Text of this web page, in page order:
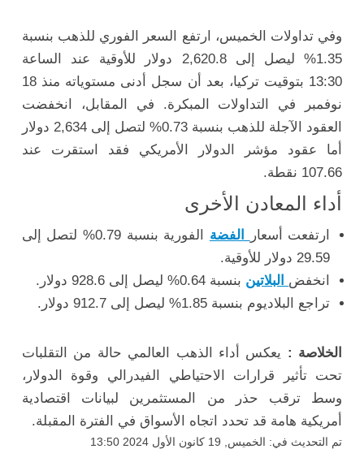
وفي تداولات الخميس، ارتفع السعر الفوري للذهب بنسبة
1.35% ليصل إلى 2,620.8 دولار للأوقية عند الساعة
13:30 بتوقيت تركيا، بعد أن سجل أدنى مستوياته منذ 18
نوفمبر في التداولات المبكرة. في المقابل، انخفضت
العقود الآجلة للذهب بنسبة 0.73% لتصل إلى 2,634 دولار
أما عقود مؤشر الدولار الأمريكي فقد استقرت عند
107.66 نقطة.
أداء المعادن الأخرى
ارتفعت أسعار الفضة
الفورية بنسبة 0.79% لتصل إلى
29.59 دولار للأوقية.
انخفض البلاتين بنسبة 0.64% ليصل إلى 928.6 دولار.
تراجع البلاديوم بنسبة 1.85% ليصل إلى 912.7 دولار.
الخلاصة : يعكس أداء الذهب العالمي حالة من التقلبات
تحت تأثير قرارات الاحتياطي الفيدرالي وقوة الدولار،
وسط ترقب حذر من المستثمرين لبيانات اقتصادية
أمريكية هامة قد تحدد اتجاه الأسواق في الفترة المقبلة.
تم التحديث في: الخميس, 19 كانون الأول 2024 13:50